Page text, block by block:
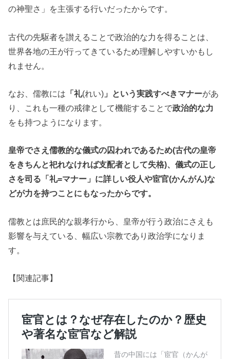
の神聖さ」を主張する行いだったからです。
古代の先駆者を讃えることで政治的な力を得ることは、
世界各地の王が行ってきているため理解しやすいかもし
れません。
なお、儒教には 「礼(れい) 」という実践すべきマナーがあ
り、これも一種の戒律として機能することで政治的な力
をも持つようになります。
皇帝でさえ儒教的な儀式の囚われであるため(古代の皇帝
をきちんと祀れなければ支配者として失格)、儀式の正し
さを司る「礼=マナー」に詳しい役人や宦官(かんがん)な
どが力を持つことにもなったからです。
儒教とは庶民的な親孝行から、皇帝が行う政治にさえも
影響を与えている、幅広い宗教であり政治学になりま
す。
【関連記事】